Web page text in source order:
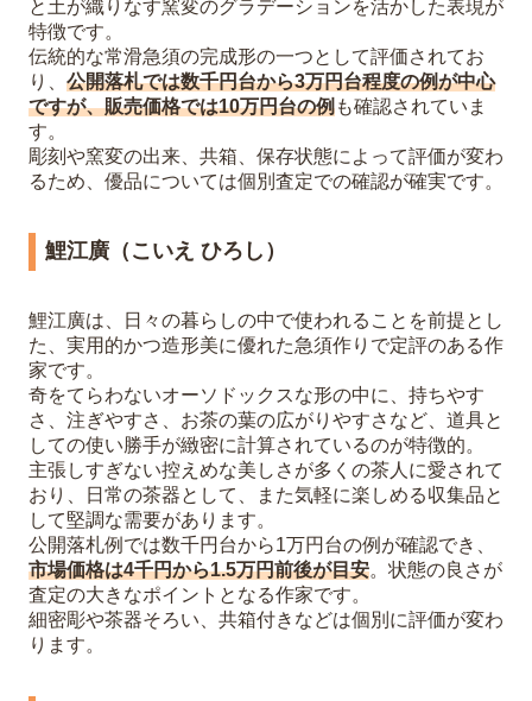
と土が織りなす窯変のグラデーションを活かした表現が
特徴です。
伝統的な常滑急須の完成形の一つとして評価されてお
り、 公開落札では数千円台から3万円台程度の例が中心
ですが、販売価格では10万円台の例も確認されていま
す。
彫刻や窯変の出来、共箱、保存状態によって評価が変わ
るため、優品については個別査定での確認が確実です。
鯉江廣（こいえ ひろし）
鯉江廣は、日々の暮らしの中で使われることを前提とし
た、実用的かつ造形美に優れた急須作りで定評のある作
家です。
奇をてらわないオーソドックスな形の中に、持ちやす
さ、注ぎやすさ、お茶の葉の広がりやすさなど、道具と
しての使い勝手が緻密に計算されているのが特徴的。
主張しすぎない控えめな美しさが多くの茶人に愛されて
おり、日常の茶器として、また気軽に楽しめる収集品と
して堅調な需要があります。
公開落札例では数千円台から1万円台の例が確認でき、
市場価格は4千円から1.5万円前後が目安。状態の良さが
査定の大きなポイントとなる作家です。
細密彫や茶器そろい、共箱付きなどは個別に評価が変わ
ります。